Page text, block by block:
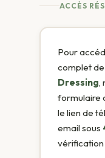
ACCÈS
Pour
complet de
Dressing,
formulaire
le lien de
email sous
vérification